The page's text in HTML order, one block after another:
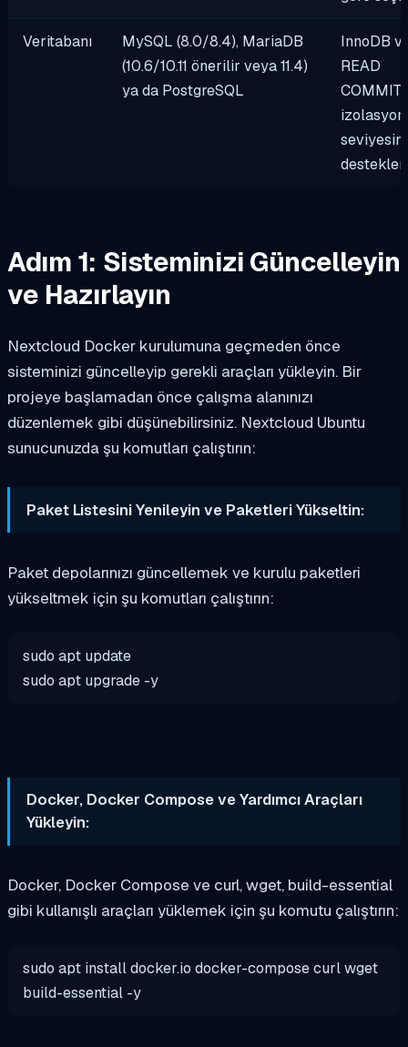
Veritabanı
MySQL (8.0/8.4), MariaDB
(10.6/10.11 önerilir veya 11.4)
ya da PostgreSQL
InnoDB
READ
izolasyon
seviyesini
Adım 1: Sisteminizi Güncelleyin
ve Hazırlayın
Nextcloud Docker kurulumuna geçmeden önce
sisteminizi güncelleyip gerekli araçları yükleyin. Bir
projeye başlamadan önce çalışma alanınızı
düzenlemek gibi düşünebilirsiniz. Nextcloud Ubuntu
sunucunuzda şu komutları çalıştırın:
Paket Listesini Yenileyin ve Paketleri Yükseltin:
Paket depolarınızı güncellemek ve kurulu paketleri
yükseltmek için şu komutları çalıştırın:
sudo apt update
sudo apt upgrade -y
Docker, Docker Compose ve Yardımcı Araçları
Yükleyin:
Docker, Docker Compose ve curl, wget, build-essential
gibi kullanışlı araçları yüklemek için şu komutu çalıştırın:
sudo apt install docker.io docker-compose curl wget
build-essential -y